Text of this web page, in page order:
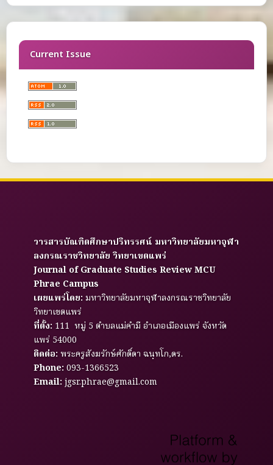
Current Issue
วารสารบัณฑิตศึกษาปริทรรศน์ มหาวิทยาลัยมหาจุฬา
ลงกรณราชวิทยาลัย วิทยาเขตแพร่
Journal of Graduate Studies Review MCU
Phrae Campus
เผยแพร่โดย: มหาวิทยาลัยมหาจุฬาลงกรณราชวิทยาลัย
วิทยาเขตแพร่
ที่ตั้ง: 111 หมู่ 5 ตำบลแม่คำมี อำเภอเมืองแพร่ จังหวัด
แพร่ 54000
ติดต่อ: พระครูสังฆรักษ์ศักดิ์ดา ฉนฺทโก,ดร.
Phone: 093-1366523
Email: jgsr.phrae@gmail.com